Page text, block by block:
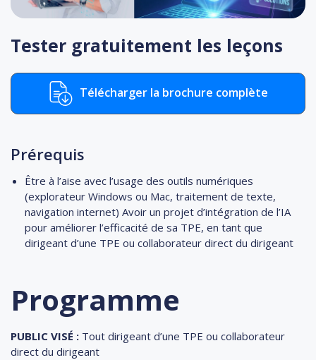
Tester gratuitement les leçons
Télécharger la brochure complète
Prérequis
Être à l’aise avec l’usage des outils numériques
(explorateur Windows ou Mac, traitement de texte,
navigation internet) Avoir un projet d’intégration de l’IA
pour améliorer l’efficacité de sa TPE, en tant que
dirigeant d’une TPE ou collaborateur direct du dirigeant
Programme
PUBLIC VISÉ : Tout dirigeant d’une TPE ou collaborateur
direct du dirigeant